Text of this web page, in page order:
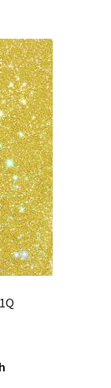
auf.
Die
Optionen
können
auf
der
Produktseite
gewählt
werden